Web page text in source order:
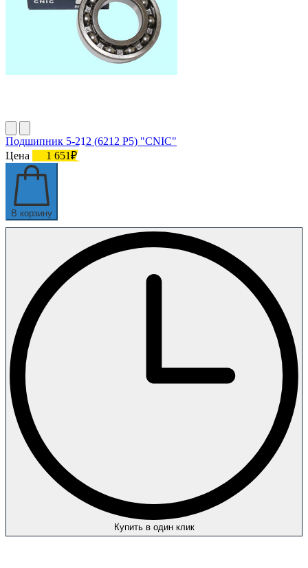
Подшипник 5-212 (6212 P5) "CNIC"
Цена
1 651₽
В корзину
Купить в один клик